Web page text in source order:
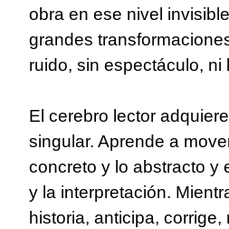
obra en ese nivel
grandes
ruido, sin espectáculo, ni
El cerebro lector
singular. Aprende a
concreto y lo abstracto y
y la interpretación.
historia, anticipa,